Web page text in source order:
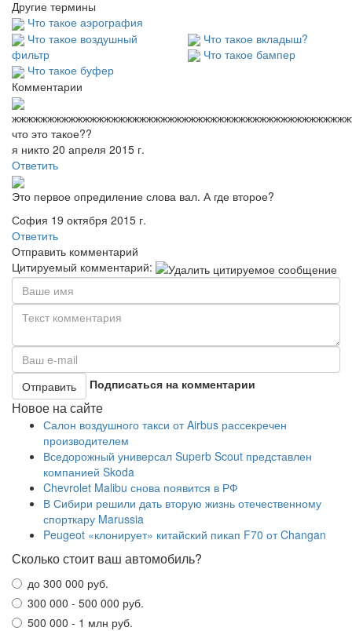
Другие термины
Что такое аэрография
Что такое воздушный
фильтр
Что такое вкладыш?
Что такое бампер
Что такое буфер
Комментарии
что это такое??
я никто 20 апреля 2015 г.
Ответить
Это первое опредиление слова вал. А где второе?
София 19 октября 2015 г.
Ответить
Отправить комментарий
Цитируемый комментарий:
Отправить Подписаться на комментарии
Новое на сайте
Салон воздушного такси от Airbus рассекречен
производителем
Вседорожный универсал Superb Scout представлен
компанией Skoda
Chevrolet Malibu снова появится в РФ
В Сибири решили дать вторую жизнь отечественному
спорткару Marussia
Peugeot «клонирует» китайский пикап F70 от Changan
Сколько стоит ваш автомобиль?
до 300 000 руб.
300 000 - 500 000 руб.
500 000 - 1 млн руб.